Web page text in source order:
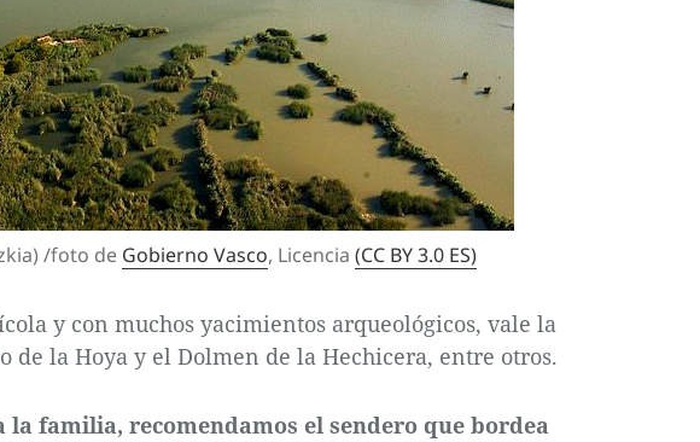
/foto de Gobierno Vasco, Licencia (CC BY 3.0 ES)
y con muchos yacimientos arqueológicos, vale la
de la Hoya y el Dolmen de la Hechicera, entre otros.
la familia, recomendamos el sendero que bordea